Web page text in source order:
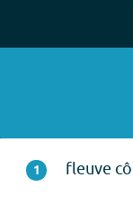
1 fleuve